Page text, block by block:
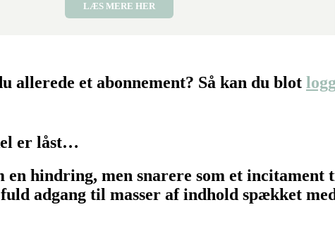
LÆS MERE HER
allerede et abonnement? Så kan du blot
er låst…
en hindring, men snarere som et
adgang til masser af indhold spækket